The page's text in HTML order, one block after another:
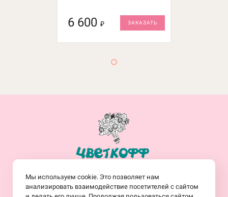
6 600 ₽ ЗАКАЗАТЬ
Заказать обратный звонок
Мы используем cookie. Это позволяет нам
анализировать взаимодействие посетителей с сайтом